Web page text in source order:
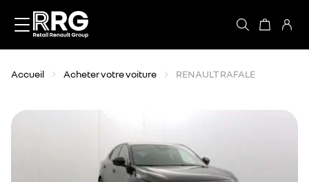
Accueil Acheter votre voiture RENAULT RAFALE